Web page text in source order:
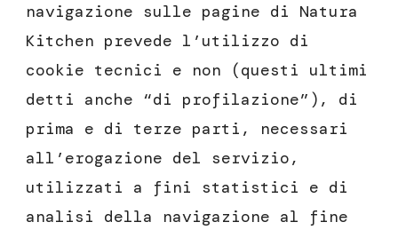
navigazione sulle pagine di Natura
Kitchen prevede l’utilizzo di
cookie tecnici e non (questi ultimi
detti anche “di profilazione”), di
prima e di terze parti, necessari
all’erogazione del servizio,
utilizzati a fini statistici e di
analisi della navigazione al fine